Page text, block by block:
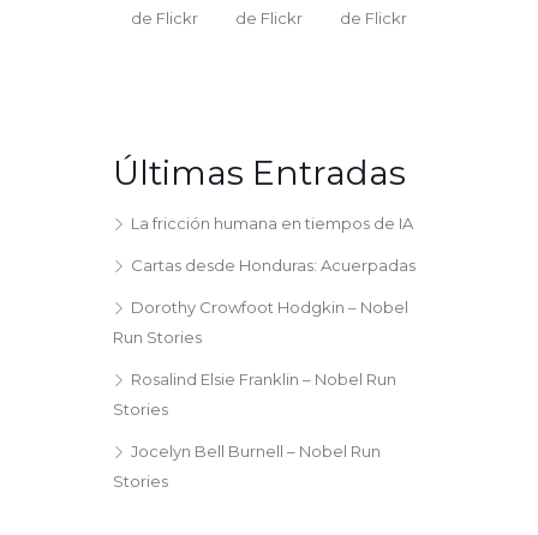
Últimas Entradas
La fricción humana en tiempos de IA
Cartas desde Honduras: Acuerpadas
Dorothy Crowfoot Hodgkin – Nobel
Run Stories
Rosalind Elsie Franklin – Nobel Run
Stories
Jocelyn Bell Burnell – Nobel Run
Stories